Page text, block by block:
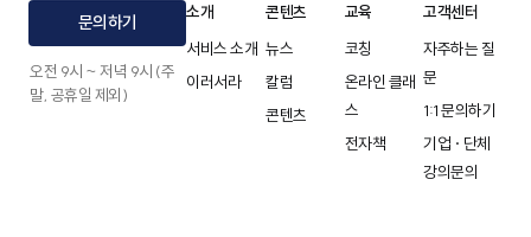
문의하기
오전 9시 ~ 저녁 9시 (주
말, 공휴일 제외)
소개
서비스 소개
이러서라
콘텐츠
뉴스
칼럼
콘텐츠
교육
코칭
온라인 클래
스
전자책
고객센터
자주하는 질
문
1:1 문의하기
기업 · 단체
강의문의